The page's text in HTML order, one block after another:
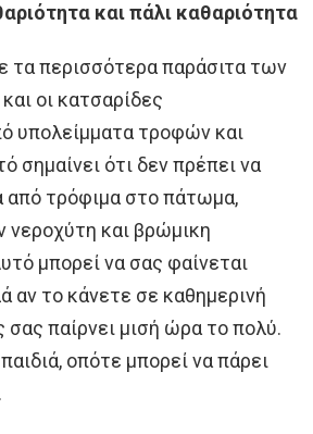
και πάλι καθαριότητα
τα περισσότερα παράσιτα των
οι κατσαρίδες
υπολείμματα τροφών και
σημαίνει ότι δεν πρέπει να
από τρόφιμα στο πάτωμα,
νεροχύτη και βρώμικη
μπορεί να σας φαίνεται
αν το κάνετε σε καθημερινή
παίρνει μισή ώρα το πολύ.
οπότε μπορεί να πάρει